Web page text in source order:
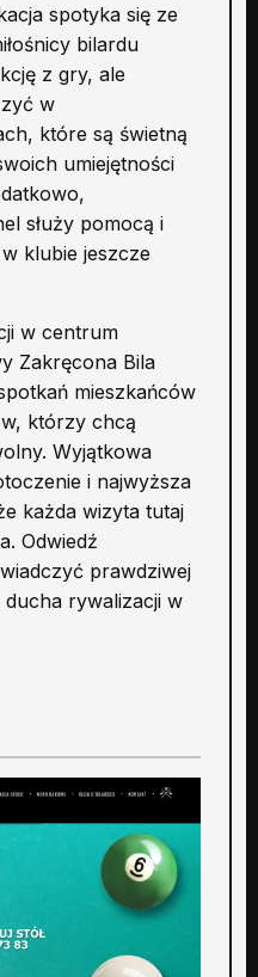
spotyka się ze
bilardu
z gry, ale
w
które są świetną
umiejętności
służy pomocą i
klubie jeszcze
w centrum
Zakręcona Bila
mieszkańców
którzy chcą
Wyjątkowa
i najwyższa
każda wizyta tutaj
Odwiedź
prawdziwej
rywalizacji w